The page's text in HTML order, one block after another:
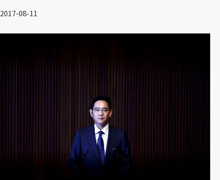
2017-08-11